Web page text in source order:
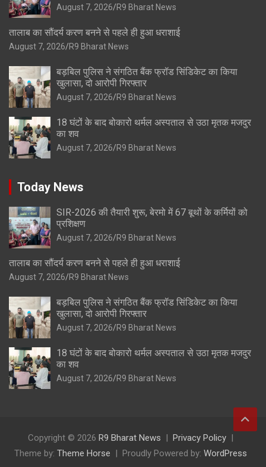
August 7, 2026 R9 Bharat News
तालाब का सौंदर्य करण बनने से पहले ही हुआ धराशाई
August 7, 2026 R9 Bharat News
बड़बिल पुलिस ने संगठित बैंक फ्रॉड सिंडिकेट का किया
खुलासा, दो आरोपी गिरफ्तार
August 7, 2026 R9 Bharat News
18 घंटों के बाद बोकारो थर्मल अस्पताल से उठा मृतक मजदुर
का शव
August 7, 2026 R9 Bharat News
Today News
SIR-2026 की तैयारी शुरू, बेरमो में 67 बूथों के कर्मियों को
प्रशिक्षण
August 7, 2026 R9 Bharat News
तालाब का सौंदर्य करण बनने से पहले ही हुआ धराशाई
August 7, 2026 R9 Bharat News
बड़बिल पुलिस ने संगठित बैंक फ्रॉड सिंडिकेट का किया
खुलासा, दो आरोपी गिरफ्तार
August 7, 2026 R9 Bharat News
18 घंटों के बाद बोकारो थर्मल अस्पताल से उठा मृतक मजदुर
का शव
August 7, 2026 R9 Bharat News
Copyright © 2026 R9 Bharat News
Privacy Policy
Theme by: Theme Horse Proudly Powered by: WordPress